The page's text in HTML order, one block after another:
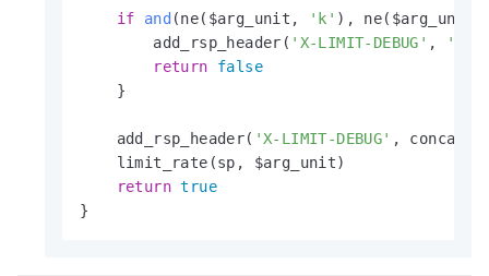
if and (ne($arg_unit, 'k' ) ,
        add_rsp_header(
'X-LIMIT-DEBUG' ,
return
false
    }
    add_rsp_header(
'X-LIMIT-DEBUG' , concat(
    limit_rate(sp, $arg_unit)
return true
}